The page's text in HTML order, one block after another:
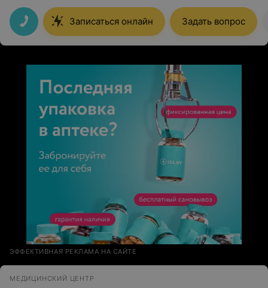
Записаться онлайн Задать вопрос
ЭФФЕКТИВНАЯ РЕКЛАМА НА САЙТЕ
МЕДИЦИНСКИЙ ЦЕНТР